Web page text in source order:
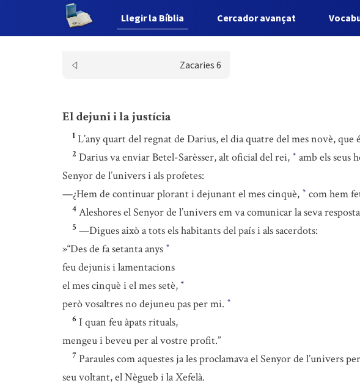
Llegir la Bíblia Cercador avançat
Zacaries 6
El dejuni i la justícia
1 L’any quart del regnat de Darius, el dia quatre del mes novè, que
2 Darius va enviar Betel-Sarèsser, alt oficial del rei, * amb els seus
Senyor de l’univers i als profetes:
—¿Hem de continuar plorant i dejunant el mes cinquè, * com hem
4 Aleshores el Senyor de l’univers em va comunicar la seva
5 —Digues això a tots els habitants del país i als sacerdots:
»“Des de fa setanta anys *
feu dejunis i lamentacions
el mes cinquè i el mes setè, *
però vosaltres no dejuneu pas per mi. *
6 I quan feu àpats rituals,
mengeu i beveu per al vostre profit.”
7 Paraules com aquestes ja les proclamava el Senyor de l’univers
seu voltant, el Nègueb i la Xefelà.